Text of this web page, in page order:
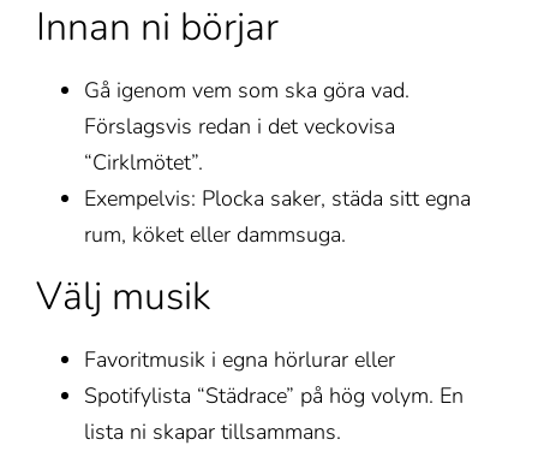
Innan ni börjar
Gå igenom vem som ska göra vad.
Förslagsvis redan i det veckovisa
“Cirklmötet”.
Exempelvis: Plocka saker, städa sitt egna
rum, köket eller dammsuga.
Välj musik
Favoritmusik i egna hörlurar eller
Spotifylista “Städrace” på hög volym. En
lista ni skapar tillsammans.